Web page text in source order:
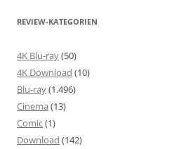
REVIEW-KATEGORIEN
4K Blu-ray(50)
4K Download (10)
Blu-ray(1.496)
Cinema (13)
Comic(1)
Download (142)